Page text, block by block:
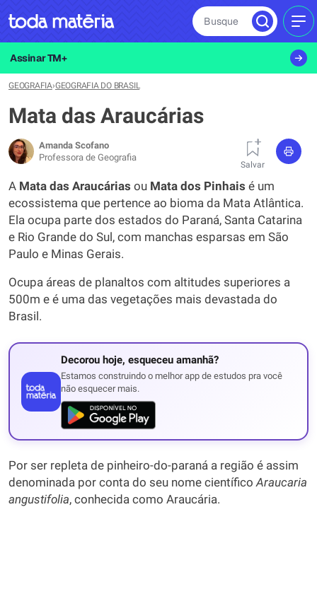
Busque
Assinar TM+
GEOGRAFIA›GEOGRAFIA DO BRASIL
Mata das Araucárias
Amanda Scofano
Professora de Geografia
Salvar
A Mata das Araucárias ou Mata dos Pinhais é um
ecossistema que pertence ao bioma da Mata Atlântica.
Ela ocupa parte dos estados do Paraná, Santa Catarina
e Rio Grande do Sul, com manchas esparsas em São
Paulo e Minas Gerais.
Ocupa áreas de planaltos com altitudes superiores a
500m e é uma das vegetações mais devastada do
Brasil.
Decorou hoje, esqueceu amanhã?
Estamos construindo o melhor app de estudos pra você
não esquecer mais.
Por ser repleta de pinheiro-do-paraná a região é assim
denominada por conta do seu nome científicoAraucaria
angustifolia, conhecida como Araucária.